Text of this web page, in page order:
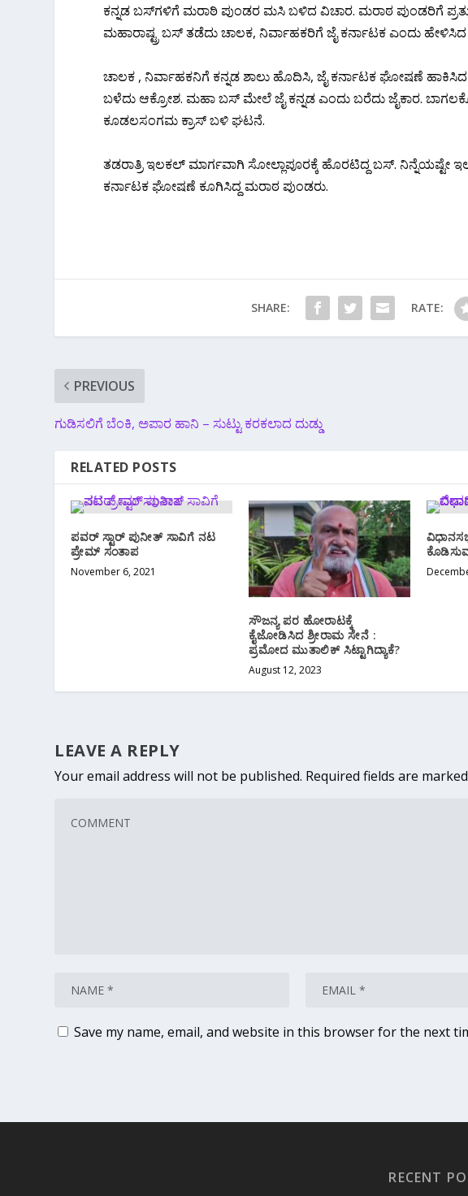
ಕನ್ನಡ ಬಸ್‌ಗಳಿಗೆ ಮರಾಠಿ ಪುಂಡರ ಮಸಿ ಬಳಿದ ವಿಚಾರ. ಮರಾಠ ಪುಂಡರಿಗೆ
ಮಹಾರಾಷ್ಟ್ರ ಬಸ್ ತಡೆದು ಚಾಲಕ, ನಿರ್ವಾಹಕರಿಗೆ ಜೈ ಕರ್ನಾಟಕ ಎಂದು ಹೇಳಿಸಿದ
ಚಾಲಕ , ನಿರ್ವಾಹಕನಿಗೆ ಕನ್ನಡ ಶಾಲು ಹೊದಿಸಿ, ಜೈ ಕರ್ನಾಟಕ ಘೋಷಣೆ
ಬಳೆದು ಆಕ್ರೋಶ. ಮಹಾ ಬಸ್ ಮೇಲೆ ಜೈ ಕನ್ನಡ ಎಂದು ಬರೆದು ಜೈಕಾರ.
ಕೂಡಲಸಂಗಮ ಕ್ರಾಸ್ ಬಳಿ ಘಟನೆ.
ತಡರಾತ್ರಿ ಇಲಕಲ್ ಮಾರ್ಗವಾಗಿ ಸೋಲ್ಲಾಪೂರಕ್ಕೆ ಹೊರಟಿದ್ದ ಬಸ್. ನಿನ್ನೆಯಷ್ಟೇ
ಕರ್ನಾಟಕ ಘೋಷಣೆ ಕೂಗಿಸಿದ್ದ ಮರಾಠ ಪುಂಡರು.
SHARE: RATE:
PREVIOUS
ಗುಡಿಸಲಿಗೆ ಬೆಂಕಿ, ಅಪಾರ ಹಾನಿ – ಸುಟ್ಟು ಕರಕಲಾದ ದುಡ್ಡು
RELATED POSTS
ಪವರ್ ಸ್ಟಾರ್ ಪುನೀತ್ ಸಾವಿಗೆ ನಟ
ಪ್ರೇಮ್ ಸಂತಾಪ
November 6, 2021
ಸೌಜನ್ಯ ಪರ ಹೋರಾಟಕ್ಕೆ
ಕೈಜೋಡಿಸಿದ ಶ್ರೀರಾಮ ಸೇನೆ :
ಪ್ರಮೋದ ಮುತಾಲಿಕ್ ಸಿಟ್ಟಾಗಿದ್ಯಾಕೆ?
August 12, 2023
LEAVE A REPLY
Your email address will not be published. Required fields are
Save my name, email, and website in this browser for the next
RECENT